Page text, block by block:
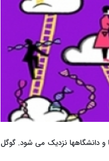
و دانشگاهها نزدیک می شود. گوگل